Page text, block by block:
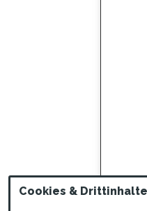
KREIS
Cookies & Drittinhalte